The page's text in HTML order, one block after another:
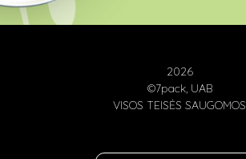
2026
©7pack, UAB
VISOS TEISĖS SAUGOMOS